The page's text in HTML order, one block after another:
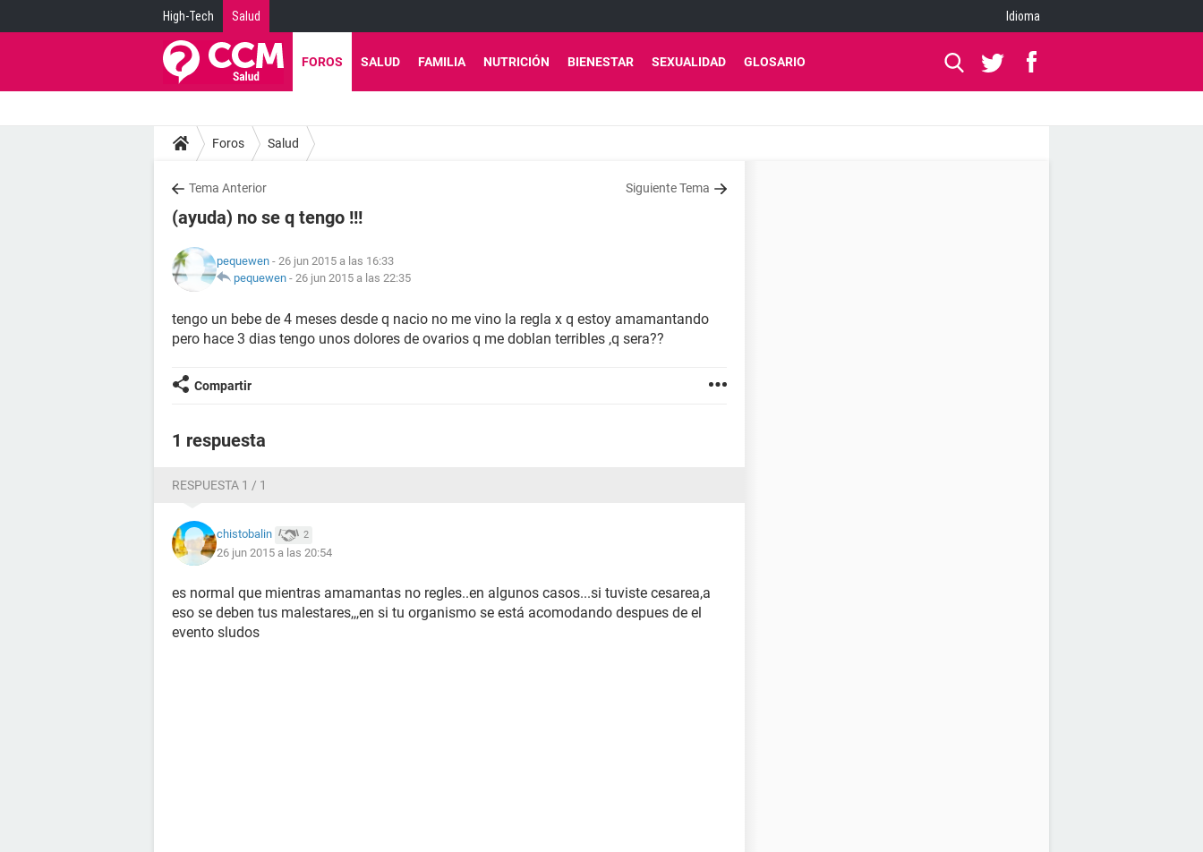
High-Tech Salud Idioma
FOROS SALUD FAMILIA NUTRICIÓN BIENESTAR SEXUALIDAD GLOSARIO
Foros Salud
Tema Anterior Siguiente Tema
(ayuda) no se q tengo !!!
pequewen - 26 jun 2015 a las 16:33
pequewen - 26 jun 2015 a las 22:35
tengo un bebe de 4 meses desde q nacio no me vino la regla x q estoy amamantando
pero hace 3 dias tengo unos dolores de ovarios q me doblan terribles ,q sera??
Compartir
1 respuesta
RESPUESTA 1 / 1
chistobalin 2
26 jun 2015 a las 20:54
es normal que mientras amamantas no regles..en algunos casos...si tuviste cesarea,a
eso se deben tus malestares,,,en si tu organismo se está acomodando despues de el
evento sludos